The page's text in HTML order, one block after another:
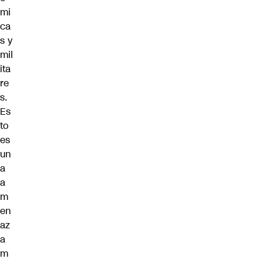
mi
ca
s y
mil
ita
re
s.
Es
to
es
un
a
a
m
en
az
a
m